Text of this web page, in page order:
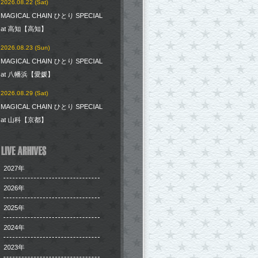
2026.08.22 (Sat)
MAGICAL CHAIN ひとり SPECIAL
at 高知【高知】
2026.08.23 (Sun)
MAGICAL CHAIN ひとり SPECIAL
at 八幡浜【愛媛】
2026.08.29 (Sat)
MAGICAL CHAIN ひとり SPECIAL
at 山科【京都】
2027年
2026年
2025年
2024年
2023年